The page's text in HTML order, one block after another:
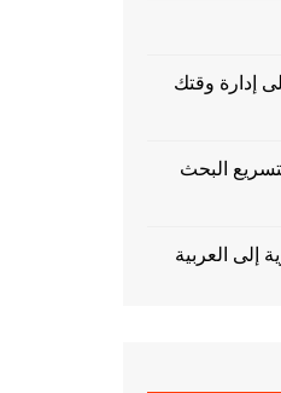
إدارة وقتك
البحث
إلى العربية